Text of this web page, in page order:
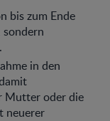
bis zum Ende
in den
Mutter oder die
neuerer